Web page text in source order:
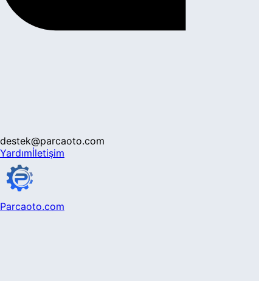
destek@parcaoto.com
Yardımİletişim
Parcaoto.com